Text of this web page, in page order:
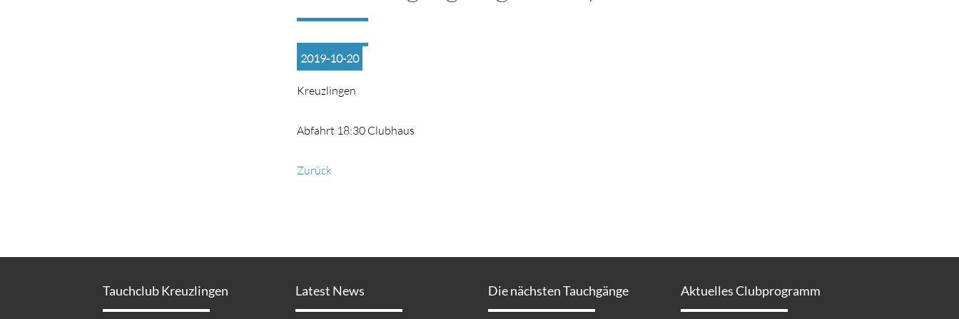
2019-10-20
Kreuzlingen
Abfahrt 18:30 Clubhaus
Zurück
Tauchclub Kreuzlingen Latest News Die nächsten Tauchgänge Aktuelles Clubprogramm